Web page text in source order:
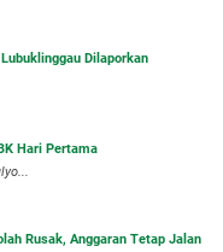
Dilaporkan
Hari Pertama
Rusak, Anggaran Tetap Jalan